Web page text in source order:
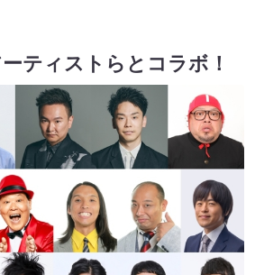
ティストらとコラボ！